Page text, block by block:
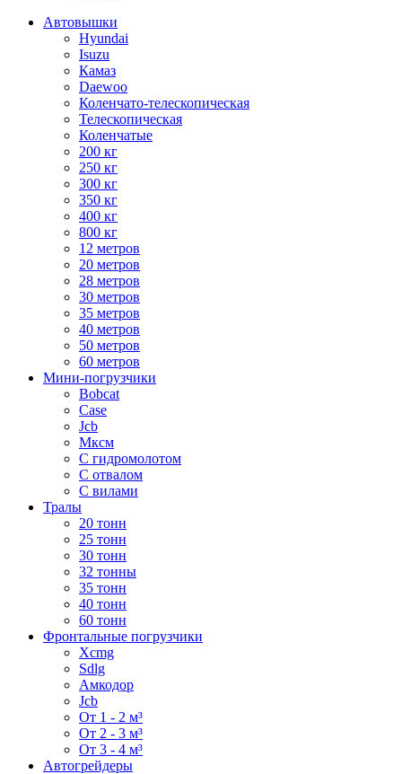
Автовышки
Hyundai
Isuzu
Камаз
Daewoo
Коленчато-телескопическая
Телескопическая
Коленчатые
200 кг
250 кг
300 кг
350 кг
400 кг
800 кг
12 метров
20 метров
28 метров
30 метров
35 метров
40 метров
50 метров
60 метров
Мини-погрузчики
Bobcat
Case
Jcb
Мксм
С гидромолотом
С отвалом
С вилами
Тралы
20 тонн
25 тонн
30 тонн
32 тонны
35 тонн
40 тонн
60 тонн
Фронтальные погрузчики
Xcmg
Sdlg
Амкодор
Jcb
От 1 - 2 м³
От 2 - 3 м³
От 3 - 4 м³
Автогрейдеры